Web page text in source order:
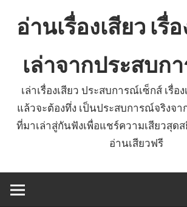
อ่านเรื่องเสียว เรื่
เล่าจากประสบก
เล่าเรื่องเสียว ประสบการณ์เซ็กส์ เรื่
แล้วจะต้องทึ่ง เป็นประสบการณ์จริงจา
ที่มาเล่าสู่กันฟังเพื่อแชร์ความเสียวสุด
อ่านเสียวฟรี